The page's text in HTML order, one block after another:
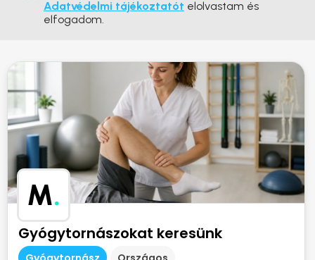
Adatvédelmi tájékoztatót elolvastam és
elfogadom.
M.
Gyógytornászokat keresünk